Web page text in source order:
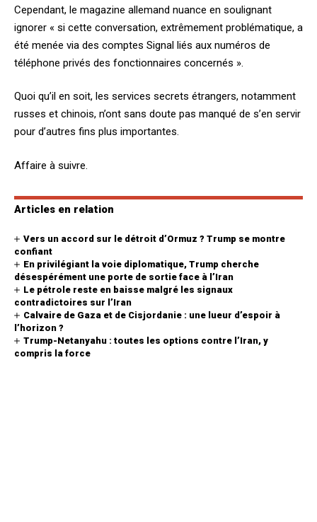
Cependant, le magazine allemand nuance en soulignant
ignorer « si cette conversation, extrêmement problématique, a
été menée via des comptes Signal liés aux numéros de
téléphone privés des fonctionnaires concernés ».
Quoi qu’il en soit, les services secrets étrangers, notamment
russes et chinois, n’ont sans doute pas manqué de s’en servir
pour d’autres fins plus importantes.
Affaire à suivre.
Articles en relation
Vers un accord sur le détroit d’Ormuz ? Trump se montre
confiant
En privilégiant la voie diplomatique, Trump cherche
désespérément une porte de sortie face à l’Iran
Le pétrole reste en baisse malgré les signaux
contradictoires sur l’Iran
Calvaire de Gaza et de Cisjordanie : une lueur d’espoir à
l’horizon ?
Trump-Netanyahu : toutes les options contre l’Iran, y
compris la force